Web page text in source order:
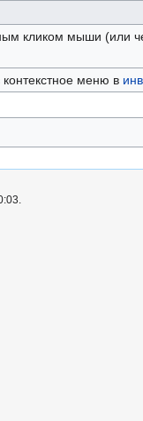
кликом мыши (или
меню в